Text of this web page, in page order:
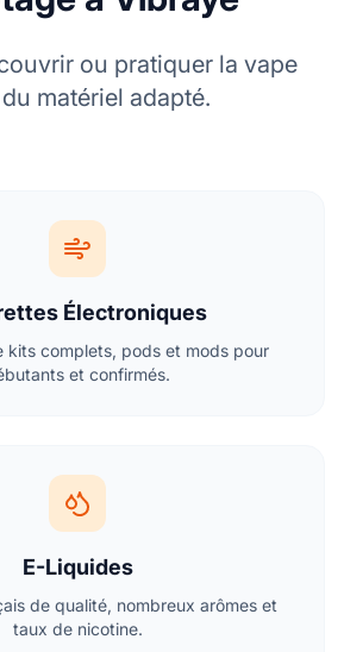
ou pratiquer la vape
matériel adapté.
Électroniques
kits complets, pods et mods pour
et confirmés.
E-Liquides
de qualité, nombreux arômes et
taux de nicotine.